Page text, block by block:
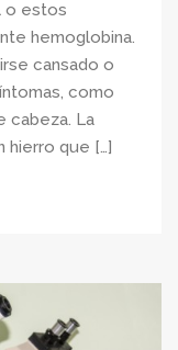
o estos
hemoglobina.
cansado o
como
cabeza. La
hierro que […]